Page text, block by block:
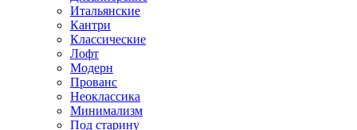
Итальянские
Кантри
Классические
Лофт
Модерн
Прованс
Неоклассика
Минимализм
Под старину